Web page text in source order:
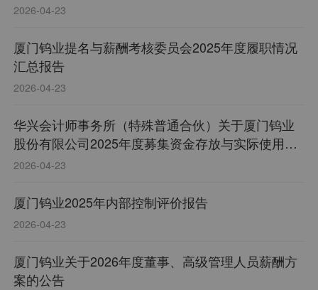
2026-04-23
厦门钨业提名与薪酬考核委员会2025年度履职情况
汇总报告
2026-04-23
华兴会计师事务所（特殊普通合伙）关于厦门钨业
股份有限公司2025年度募集资金存放与实际使用情
况的鉴证报告
2026-04-23
厦门钨业2025年内部控制评价报告
2026-04-23
厦门钨业关于2026年度董事、高级管理人员薪酬方
案的公告